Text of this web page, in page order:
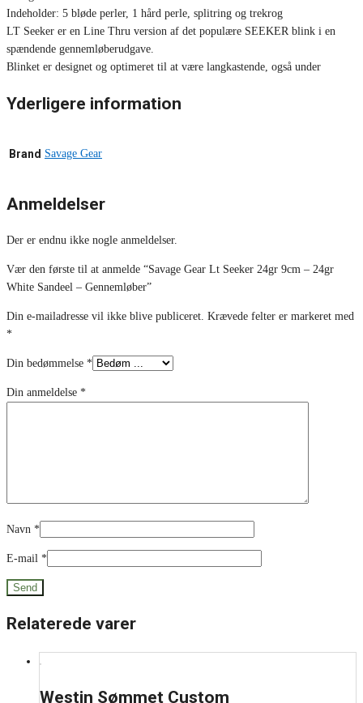
Indeholder: 5 bløde perler, 1 hård perle, splitring og trekrog
LT Seeker er en Line Thru version af det populære SEEKER blink i en
spændende gennemløberudgave.
Blinket er designet og optimeret til at være langkastende, også under
Yderligere information
Brand Savage Gear
Anmeldelser
Der er endnu ikke nogle anmeldelser.
Vær den første til at anmelde “Savage Gear Lt Seeker 24gr 9cm – 24gr
White Sandeel – Gennemløber”
Din e-mailadresse vil ikke blive publiceret. Krævede felter er markeret med
*
Din bedømmelse *
Din anmeldelse *
Navn *
E-mail *
Relaterede varer
Westin Sømmet Custom